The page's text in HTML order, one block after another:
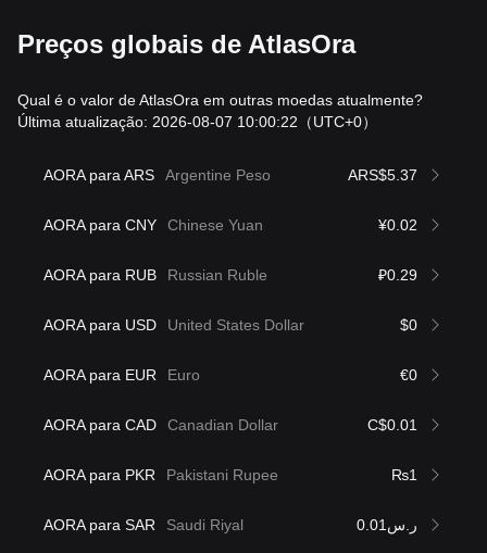
Preços globais de AtlasOra
Qual é o valor de AtlasOra em outras moedas atualmente?
Última atualização: 2026-08-07 10:00:22 （UTC+0）
AORA para ARS Argentine Peso ARS$5.37
AORA para CNY Chinese Yuan ¥0.02
AORA para RUB Russian Ruble ₽0.29
AORA para USD United States Dollar $0
AORA para EUR Euro €0
AORA para CAD Canadian Dollar C$0.01
AORA para PKR Pakistani Rupee ₨1
AORA para SAR Saudi Riyal ر.س0.01